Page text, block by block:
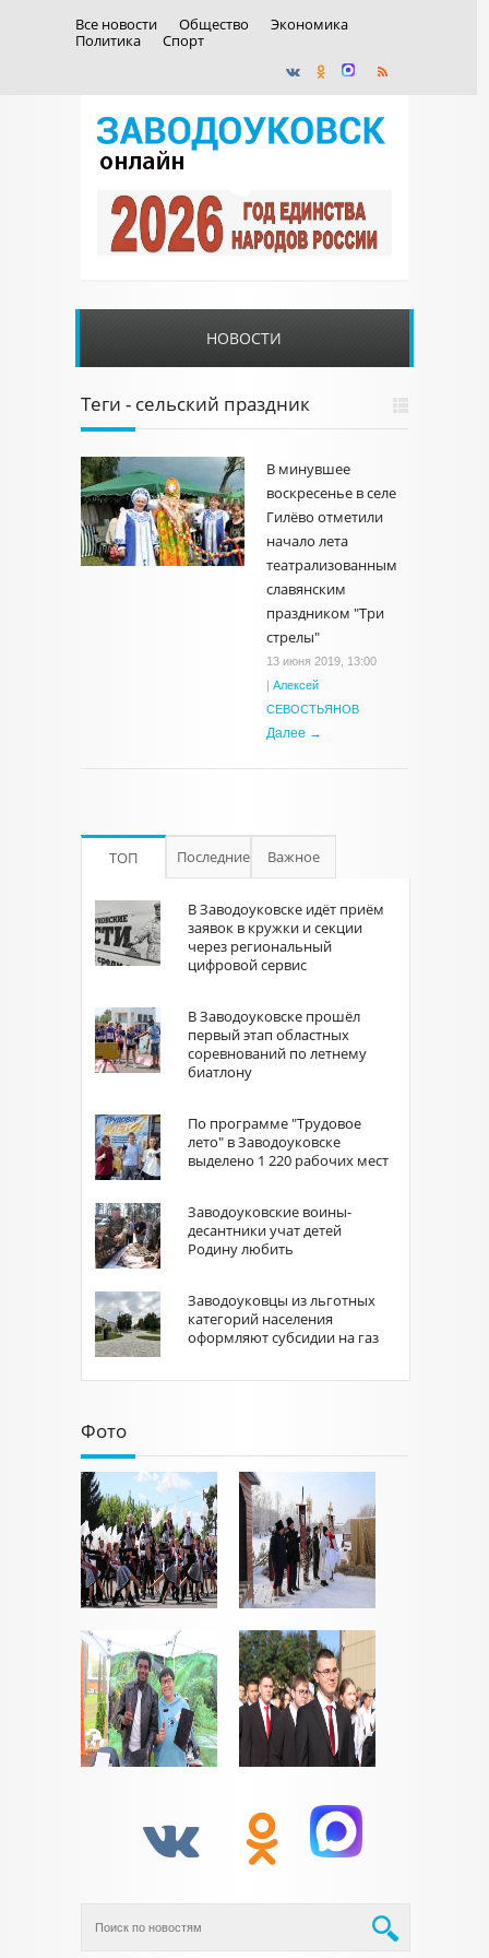
Все новости Общество
Экономика
Политика
Спорт
НОВОСТИ
Теги - сельский праздник
В минувшее
воскресенье в селе
Гилёво отметили
начало лета
театрализованным
славянским
праздником "Три
стрелы"
13 июня 2019, 13:00
| Алексей
СЕВОСТЬЯНОВ
Далее →
ТОП Последние Важное
В Заводоуковске идёт приём
заявок в кружки и секции
через региональный
цифровой сервис
В Заводоуковске прошёл
первый этап областных
соревнований по летнему
биатлону
По программе "Трудовое
лето" в Заводоуковске
выделено 1 220 рабочих мест
Заводоуковские воины-
десантники учат детей
Родину любить
Заводоуковцы из льготных
категорий населения
оформляют субсидии на газ
Фото